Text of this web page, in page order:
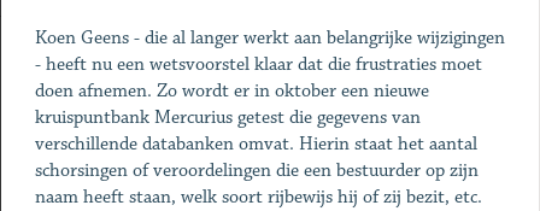
Koen Geens - die al langer werkt aan belangrijke wijzigingen
- heeft nu een wetsvoorstel klaar dat die frustraties moet
doen afnemen. Zo wordt er in oktober een nieuwe
kruispuntbank Mercurius getest die gegevens van
verschillende databanken omvat. Hierin staat het aantal
schorsingen of veroordelingen die een bestuurder op zijn
naam heeft staan, welk soort rijbewijs hij of zij bezit, etc.